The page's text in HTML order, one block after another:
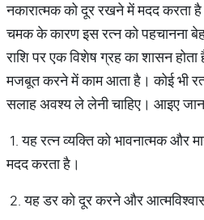
नकारात्मक को दूर रखने में मदद करता
चमक के कारण इस रत्न को पहचानना
राशि पर एक विशेष ग्रह का शासन होता
मजबूत करने में काम आता है। कोई भी
सलाह अवश्य ले लेनी चाहिए। आइए
1. यह रत्न व्यक्ति को भावनात्मक
मदद करता है।
2. यह डर को दूर करने और